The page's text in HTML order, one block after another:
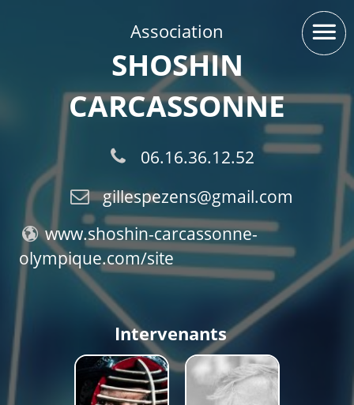
Navigation principale
Association
SHOSHIN
CARCASSONNE
06.16.36.12.52
gillespezens@gmail.com
www.shoshin-carcassonne-
olympique.com/site
Intervenants